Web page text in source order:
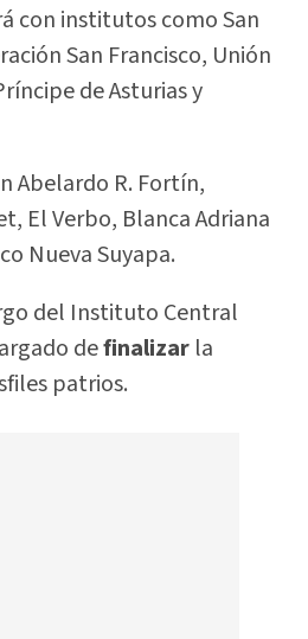
con institutos como San
San Francisco, Unión
de Asturias y
Abelardo R. Fortín,
El Verbo, Blanca Adriana
Nueva Suyapa.
del Instituto Central
definalizar la
patrios.